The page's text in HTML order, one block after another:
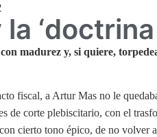
madurez y, si quiere,
fiscal, a Artur Mas no le
de corte plebiscitario, con el
cierto tono épico, de no volver